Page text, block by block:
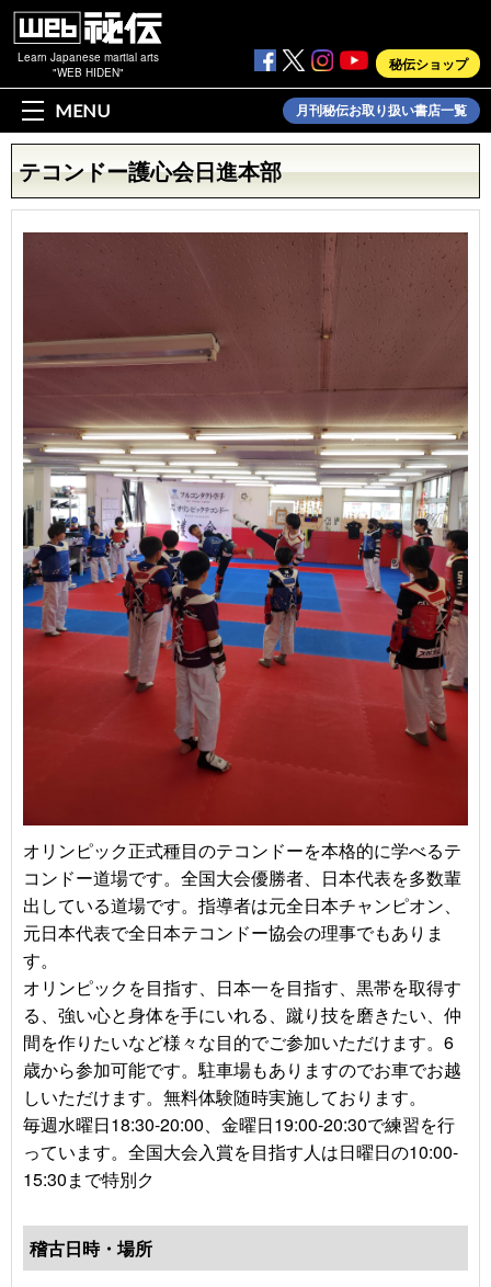
Learn Japanese martial arts
"WEB HIDEN"
秘伝ショップ
MENU 月刊秘伝お取り扱い書店一覧
テコンドー護心会日進本部
オリンピック正式種目のテコンドーを本格的に学べるテ
コンドー道場です。全国大会優勝者、日本代表を多数輩
出している道場です。指導者は元全日本チャンピオン、
元日本代表で全日本テコンドー協会の理事でもありま
す。
オリンピックを目指す、日本一を目指す、黒帯を取得す
る、強い心と身体を手にいれる、蹴り技を磨きたい、仲
間を作りたいなど様々な目的でご参加いただけます。6
歳から参加可能です。駐車場もありますのでお車でお越
しいただけます。無料体験随時実施しております。
毎週水曜日18:30-20:00、金曜日19:00-20:30で練習を行
っています。全国大会入賞を目指す人は日曜日の10:00-
15:30まで特別ク
稽古日時・場所